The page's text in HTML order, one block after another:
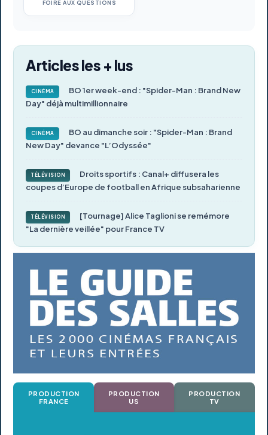
FOIRE AUX QUESTIONS
Articles les + lus
CINÉMA
BO 1er week-end : "Spider-Man : Brand New
Day" déjà multimillionnaire
CINÉMA
BO au dimanche soir : "Spider-Man : Brand
New Day" devance "L’Odyssée"
TÉLÉVISION
Droits sportifs : Canal+ diffusera les
coupes d’Europe de football en Afrique subsaharienne
TÉLÉVISION
[Tournage] Alice Taglioni se remémore
"La dernière veillée" pour France TV
PRODUCTION
FRANCE
PRODUCTION
US
PRODUCTION
TV